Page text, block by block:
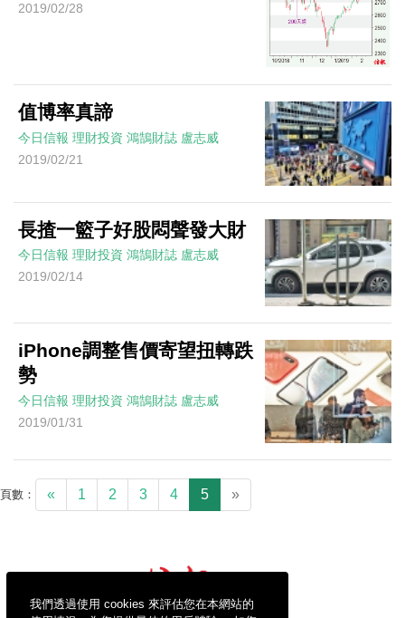
我們透過使用 cookies 來評估您在本網站的
2019/02/28
值博率真諦
今日信報 理財投資 鴻鵠財誌 盧志威
2019/02/21
長揸一籃子好股悶聲發大財
今日信報 理財投資 鴻鵠財誌 盧志威
2019/02/14
iPhone調整售價寄望扭轉跌
勢
今日信報 理財投資 鴻鵠財誌 盧志威
2019/01/31
頁數： « 1 2 3 4 5 »